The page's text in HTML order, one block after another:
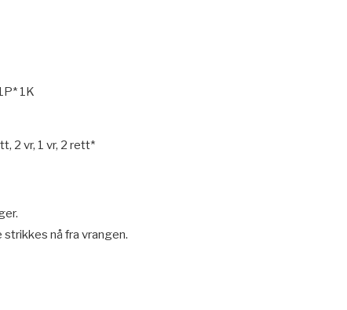
1K
2 vr, 1 vr, 2 rett*
nå fra vrangen.